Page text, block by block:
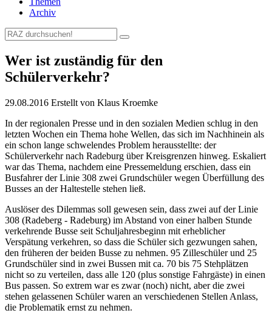
Archiv
Wer ist zuständig für den
Schülerverkehr?
29.08.2016 Erstellt von Klaus Kroemke
In der regionalen Presse und in den sozialen Medien schlug in den
letzten Wochen ein Thema hohe Wellen, das sich im Nachhinein als
ein schon lange schwelendes Problem herausstellte: der
Schülerverkehr nach Radeburg über Kreisgrenzen hinweg. Eskaliert
war das Thema, nachdem eine Pressemeldung erschien, dass ein
Busfahrer der Linie 308 zwei Grundschüler wegen Überfüllung des
Busses an der Haltestelle stehen ließ.
Auslöser des Dilemmas soll gewesen sein, dass zwei auf der Linie
308 (Radeberg - Radeburg) im Abstand von einer halben Stunde
verkehrende Busse seit Schuljahresbeginn mit erheblicher
Verspätung verkehren, so dass die Schüler sich gezwungen sahen,
den früheren der beiden Busse zu nehmen. 95 Zilleschüler und 25
Grundschüler sind in zwei Bussen mit ca. 70 bis 75 Stehplätzen
nicht so zu verteilen, dass alle 120 (plus sonstige Fahrgäste) in einen
Bus passen. So extrem war es zwar (noch) nicht, aber die zwei
stehen gelassenen Schüler waren an verschiedenen Stellen Anlass,
die Problematik ernst zu nehmen.